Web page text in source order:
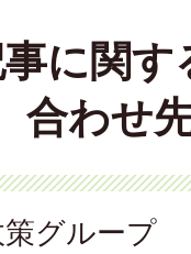
に関す
合わせ
グループ